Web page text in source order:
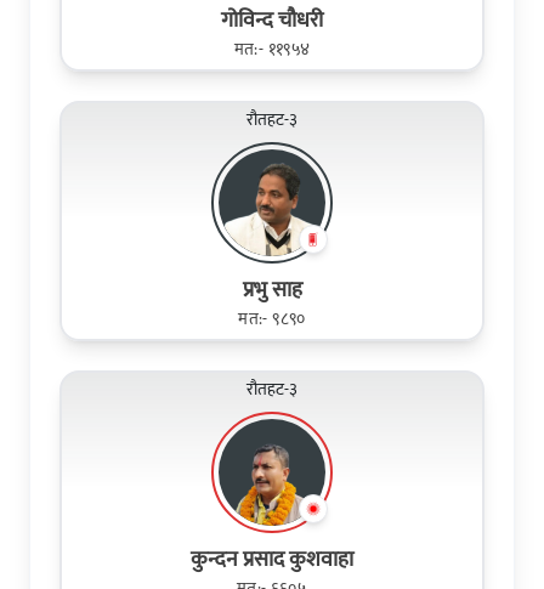
गोविन्द चौधरी
मत:- ११९५४
रौतहट-३
प्रभु साह
मत:- ९८९०
रौतहट-३
कुन्दन प्रसाद कुशवाहा